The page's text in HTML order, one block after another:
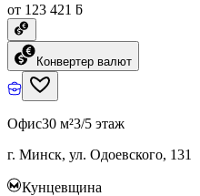
от 123 421 ƃ
Конвертер валют
Офис30 м²3/5 этаж
г. Минск, ул. Одоевского, 131
Кунцевщина